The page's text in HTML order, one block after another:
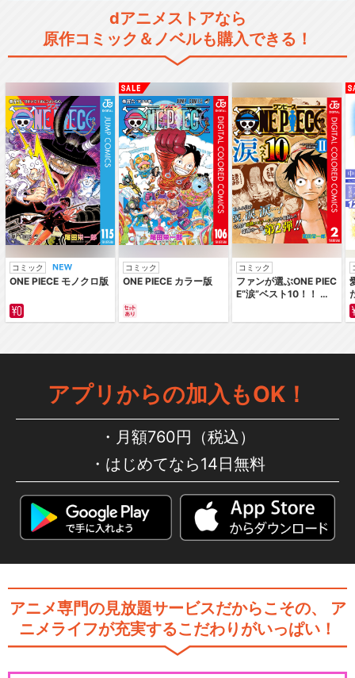
dアニメストアなら
原作コミック＆ノベルも購入できる！
コミック
ONE PIECE モノクロ版
コミック
ONE PIECE カラー版
コミック
ファンが選ぶONE PIEC
E“涙”ベスト10！！ ～
編～ カラー版
アプリからの加入もOK！
月額760円（税込）
はじめてなら14日無料
アニメ専門の見放題サービスだからこその、
ア
ニメライフが充実するこだわりがいっぱい！